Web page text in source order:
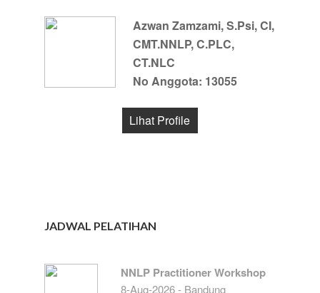
Azwan Zamzami, S.Psi, CI,
CMT.NNLP, C.PLC,
CT.NLC
No Anggota: 13055
Lihat Profile
JADWAL PELATIHAN
NNLP Practitioner Workshop
8-Aug-2026 - Bandung